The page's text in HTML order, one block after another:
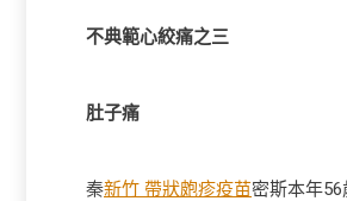
不典範心絞痛之三
肚子痛
秦新竹 帶狀皰疹疫苗密斯本年